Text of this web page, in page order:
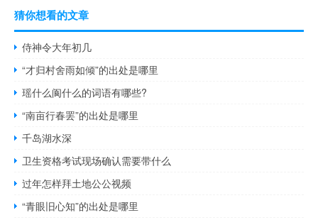
猜你想看的文章
侍神令大年初几
“才归村舍雨如倾”的出处是哪里
瑶什么阆什么的词语有哪些?
“南亩行春罢”的出处是哪里
千岛湖水深
卫生资格考试现场确认需要带什么
过年怎样拜土地公公视频
“青眼旧心知”的出处是哪里